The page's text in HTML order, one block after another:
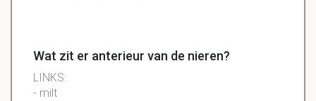
Wat zit er anterieur van de nieren?
LINKS:
- milt